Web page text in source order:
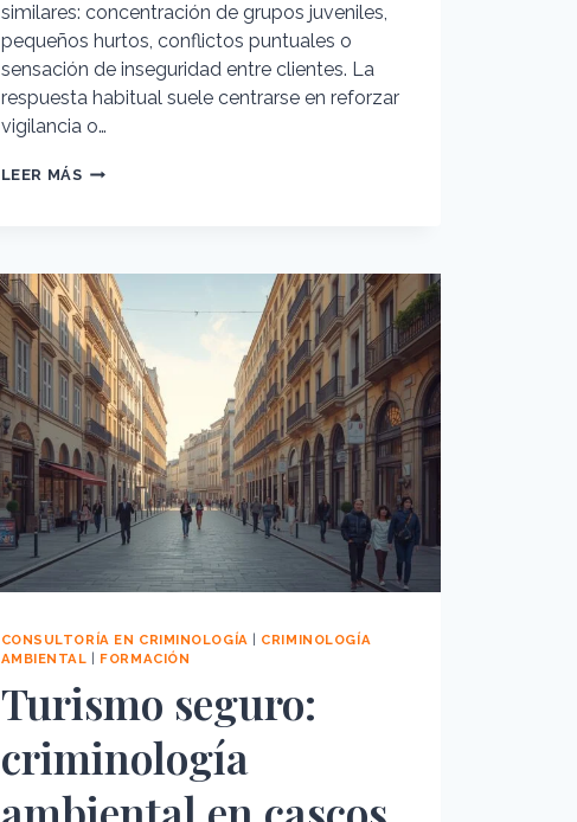
similares: concentración de grupos juveniles,
pequeños hurtos, conflictos puntuales o
sensación de inseguridad entre clientes. La
respuesta habitual suele centrarse en reforzar
vigilancia o…
LEER MÁSENTORNOS
CONFLICTOS
DESDE
EL
DISEÑO
DEL
ESPACIO
CONSULTORÍA EN CRIMINOLOGÍA
CRIMINOLOGÍA
AMBIENTAL
FORMACIÓN
Turismo seguro:
criminología